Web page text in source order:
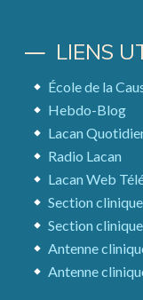
LIENS
École de la
Hebdo-Blog
Lacan
Radio Lacan
Lacan Web
Section
Section
Antenne
Antenne